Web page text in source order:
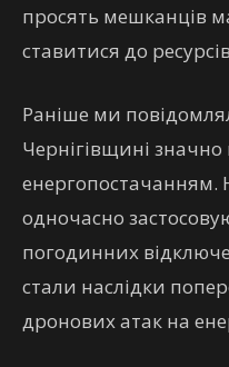
просять мешканців
ставитися до
Раніше ми
Чернігівщині значно
енергопостачанням.
одночасно
погодинних
стали наслідки
дронових атак на